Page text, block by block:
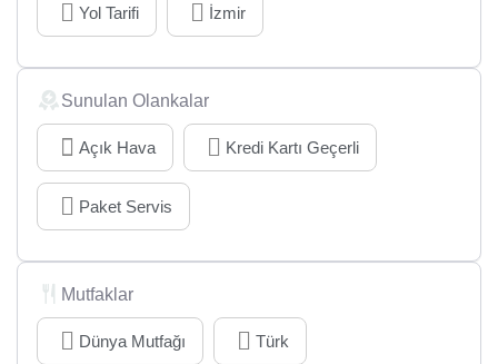
Yol Tarifi İzmir
Sunulan Olankalar
Açık Hava Kredi Kartı Geçerli
Paket Servis
Mutfaklar
Dünya Mutfağı Türk